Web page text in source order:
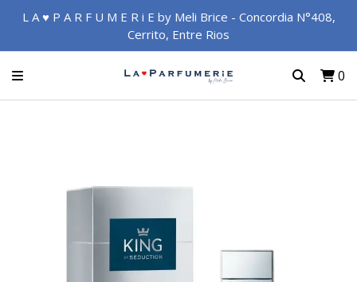
L A ♥ P A R F U M E R i E by Meli Brice - Concordia N°408,
Cerrito, Entre Rios
0